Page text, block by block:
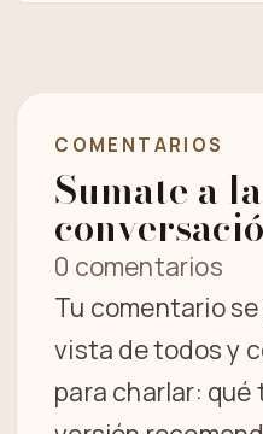
COMENTARIOS
Sumate a la
0 comentarios
Tu comentario
vista de todos y
para charlar: qué